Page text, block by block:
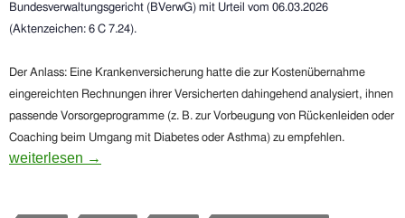
Bundesverwaltungsgericht (BVerwG) mit Urteil vom 06.03.2026
(Aktenzeichen: 6 C 7.24).
Der Anlass: Eine Krankenversicherung hatte die zur Kostenübernahme
eingereichten Rechnungen ihrer Versicherten dahingehend analysiert, ihnen
passende Vorsorgeprogramme (z. B. zur Vorbeugung von Rückenleiden oder
Coaching beim Umgang mit Diabetes oder Asthma) zu empfehlen.
Bundesverwaltungsgericht setzt privaten
weiterlesen →